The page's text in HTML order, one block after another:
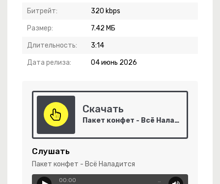
Битрейт: 320 kbps
Размер: 7.42 МБ
Длительность: 3:14
Дата релиза: 04 июнь 2026
Скачать
Пакет конфет - Всё Наладится
Слушать
Пакет конфет - Всё Наладится
00:00 …
Все Мои Пароли